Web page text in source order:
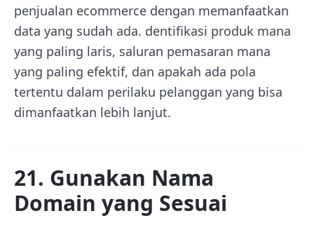
penjualan ecommerce dengan memanfaatkan
data yang sudah ada. dentifikasi produk mana
yang paling laris, saluran pemasaran mana
yang paling efektif, dan apakah ada pola
tertentu dalam perilaku pelanggan yang bisa
dimanfaatkan lebih lanjut.
21. Gunakan Nama
Domain yang Sesuai